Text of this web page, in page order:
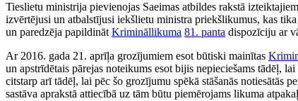
Tieslietu ministrija pievienojas Saeimas atbildes rakstā
izvērtējusi un atbalstījusi iekšlietu ministra priekšlikumus, kas
un paredzēja papildināt Krimināllikuma 81. panta dispozīciju ar
Ar 2016. gada 21. aprīļa grozījumiem esot būtiski mainītas
un apstrīdētais pārejas noteikums esot bijis nepieciešams tādēļ,
citstarp arī tādēļ, lai pēc šo grozījumu spēkā stāšanās notiesātās
sastāva aprakstā attiecībā uz tām būtu piemērojams likuma